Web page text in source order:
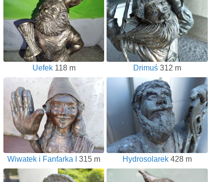
Uefek118 m Drimuś312 m
Wiwatek i Fanfarka I 315 m Hydrosolarek428 m